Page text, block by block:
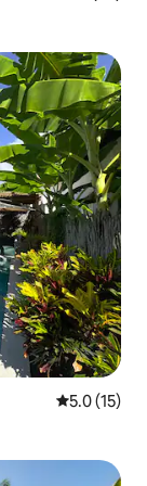
औसत रेटिंग 5
5.0 (15)